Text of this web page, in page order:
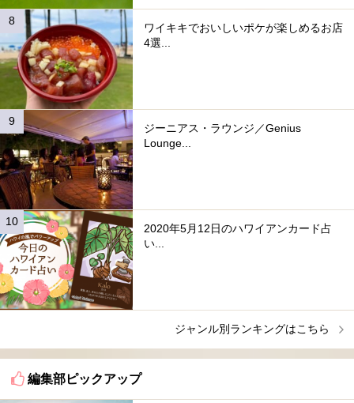
ワイキキでおいしいポケが楽しめるお店
4選...
ジーニアス・ラウンジ／Genius
Lounge...
2020年5月12日のハワイアンカード占
い...
ジャンル別ランキングはこちら
編集部ピックアップ